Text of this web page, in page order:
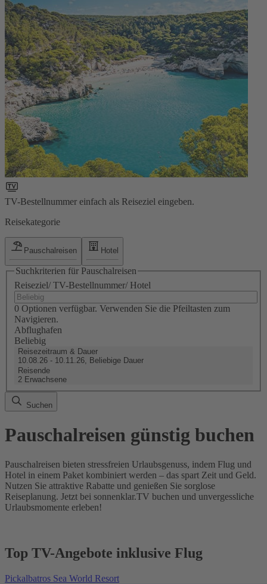
TV-Bestellnummer einfach als Reiseziel eingeben.
Reisekategorie
Pauschalreisen Hotel
Suchkriterien für Pauschalreisen
Reiseziel/ TV-Bestellnummer/ Hotel
0 Optionen verfügbar. Verwenden Sie die Pfeiltasten zum
Navigieren.
Abflughafen
Beliebig
Reisezeitraum & Dauer
10.08.26 - 10.11.26, Beliebige Dauer
Reisende
2 Erwachsene
Suchen
Pauschalreisen günstig buchen
Pauschalreisen bieten stressfreien Urlaubsgenuss, indem Flug und
Hotel in einem Paket kombiniert werden – das spart Zeit und Geld.
Nutzen Sie attraktive Rabatte und genießen Sie sorglose
Reiseplanung. Jetzt bei sonnenklar.TV buchen und unvergessliche
Urlaubsmomente erleben!
Top TV-Angebote inklusive Flug
Pickalbatros Sea World Resort